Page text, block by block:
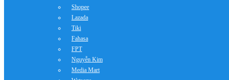
Shopee
Lazada
Tiki
Fahasa
FPT
Nguyễn Kim
Media Mart